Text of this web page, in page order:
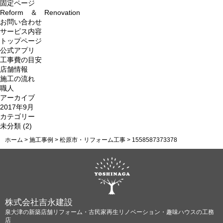
固定ページ
Reform ＆ Renovation
お問い合わせ
サービス内容
トップページ
公式アプリ
工事費の目安
店舗情報
施工の流れ
職人
アーカイブ
2017年9月
カテゴリー
未分類 (2)
ホーム > 施工事例 > 松原市・リフォーム工事 > 1558587373378
株式会社吉永建設
泉大津の新築店舗リフォーム・古民家再生リノベーション・趣味ハウスの工務
店